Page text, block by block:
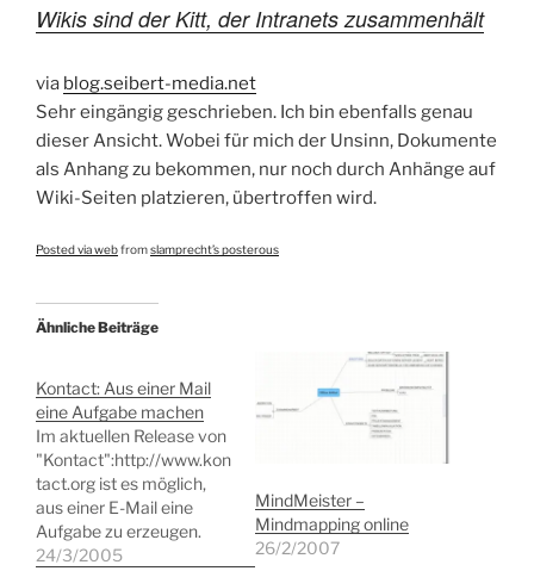
Wikis sind der Kitt, der Intranets zusammenhält
via blog.seibert-media.net
Sehr eingängig geschrieben. Ich bin ebenfalls genau
dieser Ansicht. Wobei für mich der Unsinn, Dokumente
als Anhang zu bekommen, nur noch durch Anhänge auf
Wiki-Seiten platzieren, übertroffen wird.
Posted via webfromslamprecht’s posterous
Ähnliche Beiträge
Kontact: Aus einer Mail
eine Aufgabe machen
Im aktuellen Release von
"Kontact":http://www.kon
tact.org ist es möglich,
aus einer E-Mail eine
Aufgabe zu erzeugen.
Damit können Sie sich
24/3/2005
MindMeister –
Mindmapping online
26/2/2007